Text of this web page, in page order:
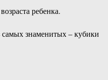
ребенка.
самых знаменитых – кубики